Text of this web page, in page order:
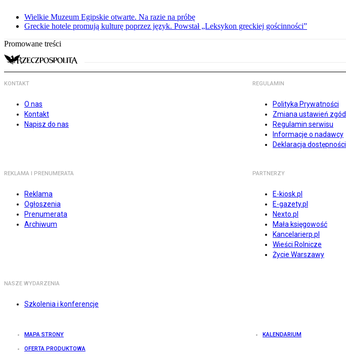
Wielkie Muzeum Egipskie otwarte. Na razie na próbę
Greckie hotele promują kulturę poprzez język. Powstał „Leksykon greckiej gościnności”
Promowane treści
KONTAKT
O nas
Kontakt
Napisz do nas
REGULAMIN
Polityka Prywatności
Zmiana ustawień zgód
Regulamin serwisu
Informacje o nadawcy
Deklaracja dostępności
REKLAMA I PRENUMERATA
Reklama
Ogłoszenia
Prenumerata
Archiwum
PARTNERZY
E-kiosk.pl
E-gazety.pl
Nexto.pl
Mała księgowość
Kancelarierp.pl
Wieści Rolnicze
Życie Warszawy
NASZE WYDARZENIA
Szkolenia i konferencje
MAPA STRONY KALENDARIUM
OFERTA PRODUKTOWA